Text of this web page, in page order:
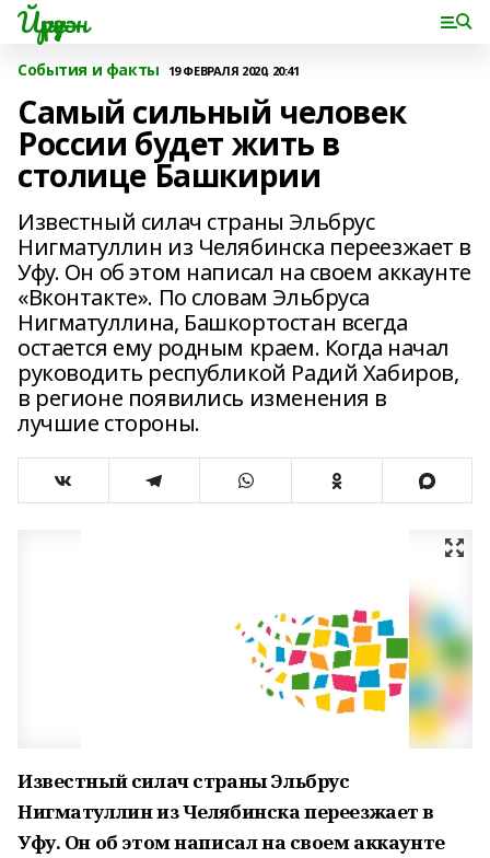
Йүрүҙән
События и факты 19 ФЕВРАЛЯ 2020, 20:41
Самый сильный человек
России будет жить в
столице Башкирии
Известный силач страны Эльбрус
Нигматуллин из Челябинска переезжает в
Уфу. Он об этом написал на своем аккаунте
«Вконтакте». По словам Эльбруса
Нигматуллина, Башкортостан всегда
остается ему родным краем. Когда начал
руководить республикой Радий Хабиров,
в регионе появились изменения в
лучшие стороны.
Известный силач страны Эльбрус
Нигматуллин из Челябинска переезжает в
Уфу. Он об этом написал на своем аккаунте